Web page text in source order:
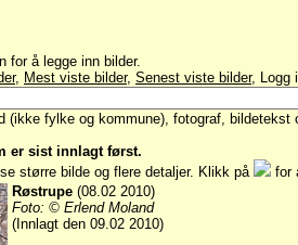
for å legge inn bilder.
, Mest viste bilder, Senest viste bilder, Logg
(ikke fylke og kommune), fotograf,
er sist innlagt først.
større bilde og flere detaljer. Klikk på
for
Røstrupe (08.02 2010)
Foto: © Erlend Moland
(Innlagt den 09.02 2010)